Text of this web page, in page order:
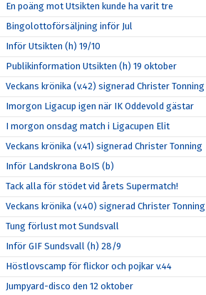
En poäng mot Utsikten kunde ha varit tre
Bingolottoförsäljning inför Jul
Inför Utsikten (h) 19/10
Publikinformation Utsikten (h) 19 oktober
Veckans krönika (v.42) signerad Christer Tonning
Imorgon Ligacup igen när IK Oddevold gästar
I morgon onsdag match i Ligacupen Elit
Veckans krönika (v.41) signerad Christer Tonning
Inför Landskrona BoIS (b)
Tack alla för stödet vid årets Supermatch!
Veckans krönika (v.40) signerad Christer Tonning
Tung förlust mot Sundsvall
Inför GIF Sundsvall (h) 28/9
Höstlovscamp för flickor och pojkar v.44
Jumpyard-disco den 12 oktober